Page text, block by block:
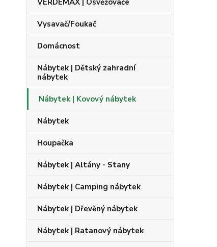
VERDEMAX | Osvěžovače
Vysavač/Foukač
Domácnost
Nábytek | Dětský zahradní
nábytek
Nábytek | Kovový nábytek
Nábytek
Houpačka
Nábytek | Altány - Stany
Nábytek | Camping nábytek
Nábytek | Dřevěný nábytek
Nábytek | Ratanový nábytek